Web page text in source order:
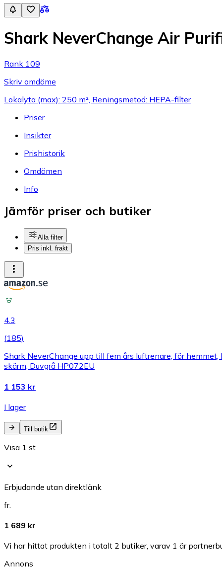
Shark NeverChange Air
Rank 109
Skriv omdöme
Lokalyta (max): 250 m², Reningsmetod: HEPA-filter
Priser
Insikter
Prishistorik
Omdömen
Info
Jämför priser och butiker
Alla filter
Pris inkl. frakt
4.3
(185)
Shark NeverChange upp till fem års luftrenare, för
skärm, Duvgrå HP072EU
1 153 kr
I lager
Till butik
Visa 1 st
Erbjudande utan direktlänk
fr.
1 689 kr
Vi har hittat produkten i totalt 2 butiker, varav 1 är
Annons